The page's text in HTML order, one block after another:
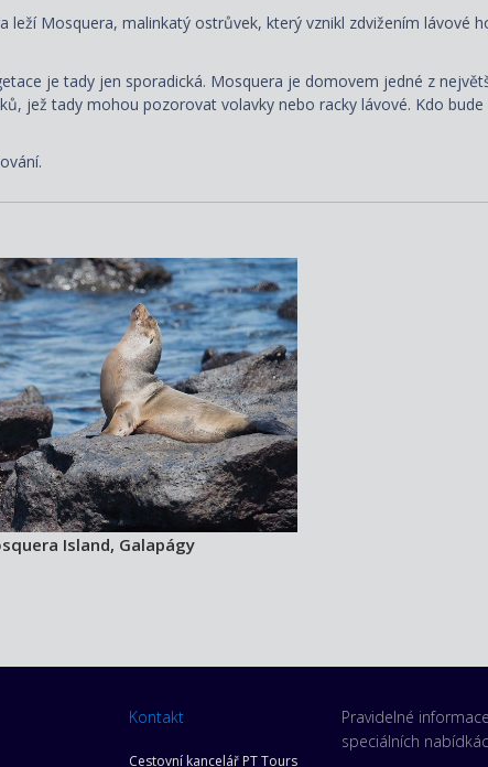
Mosquera, malinkatý ostrůvek, který vznikl zdvižením lávové
je tady jen sporadická. Mosquera je domovem jedné z
jež tady mohou pozorovat volavky nebo racky lávové. Kdo
Island, Galapágy
Kontakt
Cestovní kancelář PT Tours
Pravidelné
speciálních